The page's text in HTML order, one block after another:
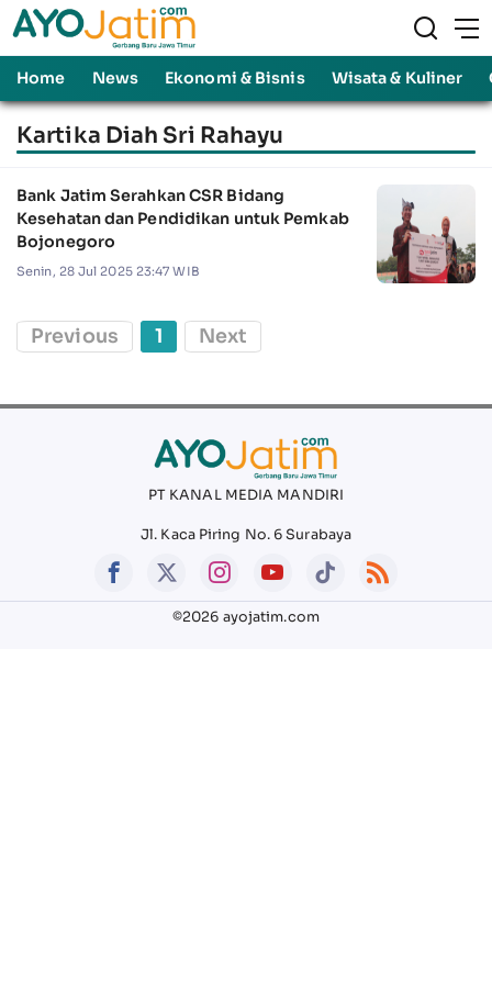
Home News Ekonomi & Bisnis Wisata & Kuliner
Kartika Diah Sri Rahayu
Bank Jatim Serahkan CSR Bidang
Kesehatan dan Pendidikan untuk Pemkab
Bojonegoro
Senin, 28 Jul 2025 23:47 WIB
Previous 1 Next
PT KANAL MEDIA MANDIRI
Jl. Kaca Piring No. 6 Surabaya
©2026 ayojatim.com